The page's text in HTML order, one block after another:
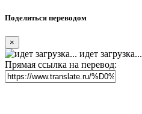
Поделиться переводом
×
идет загрузка...
Прямая ссылка на перевод: